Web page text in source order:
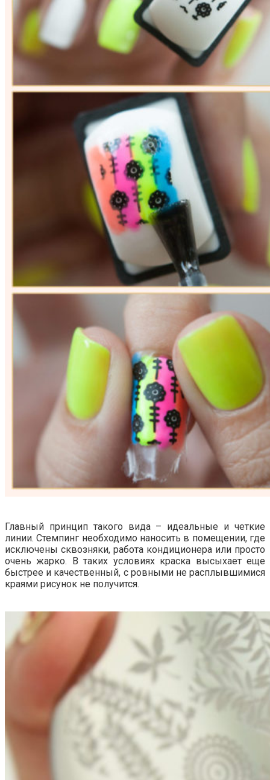
Главный принцип такого вида – идеальные и четкие
линии. Стемпинг необходимо наносить в помещении, где
исключены сквозняки, работа кондиционера или просто
очень жарко. В таких условиях краска высыхает еще
быстрее и качественный, с ровными не расплывшимися
краями рисунок не получится.